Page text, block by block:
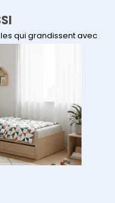
qui grandissent avec